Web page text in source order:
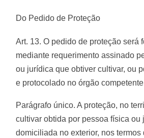
Do Pedido de Proteção
Art. 13. O pedido de proteção será
mediante requerimento assinado
ou jurídica que obtiver cultivar, ou
e protocolado no órgão
Parágrafo único. A proteção, no
cultivar obtida por pessoa física ou
domiciliada no exterior, nos termos